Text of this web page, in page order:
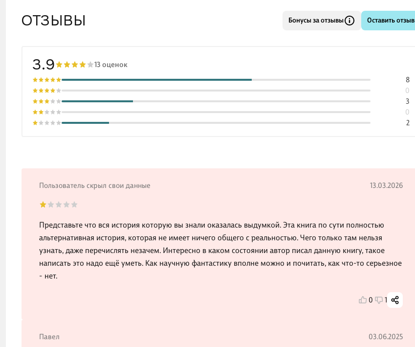
ОТЗЫВЫ Бонусы за отзывы Оставить отзыв
3.9 13 оценок
2
0
3
0
8
Пользователь скрыл свои данные 13.03.2026
Представьте что вся история которую вы знали оказалась выдумкой. Эта книга по сути полностью
альтернативная история, которая не имеет ничего общего с реальностью. Чего только там нельзя
узнать, даже перечислять незачем. Интересно в каком состоянии автор писал данную книгу, такое
написать это надо ещё уметь. Как научную фантастику вполне можно и почитать, как что-то серьезное
- нет.
0 1
Павел 03.06.2025